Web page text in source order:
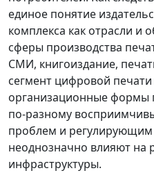
единое понятие
комплекса как отрасли и
сферы производства
СМИ, книгоиздание,
сегмент цифровой печати
организационные формы
по-разному
проблем и регулирующим
неоднозначно влияют на
инфраструктуры.